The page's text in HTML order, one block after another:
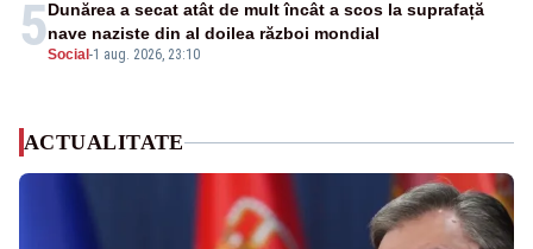
5Social -1 aug. 2026, 23:10
Dunărea a secat atât de mult încât a scos la suprafață
nave naziste din al doilea război mondial
ACTUALITATE